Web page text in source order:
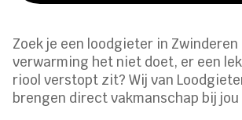
Zoek je een loodgieter in Zwinderen
verwarming het niet doet, er een
riool verstopt zit? Wij van
brengen direct vakmanschap bij